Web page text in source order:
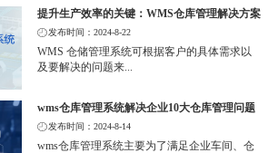
提升生产效率的关键：WMS仓库管理解决方案
发布时间：2024-8-22
WMS 仓储管理系统可根据客户的具体需求以
及要解决的问题来...
wms仓库管理系统解决企业10大仓库管理问题
发布时间：2024-8-14
wms仓库管理系统主要为了满足企业车间、仓